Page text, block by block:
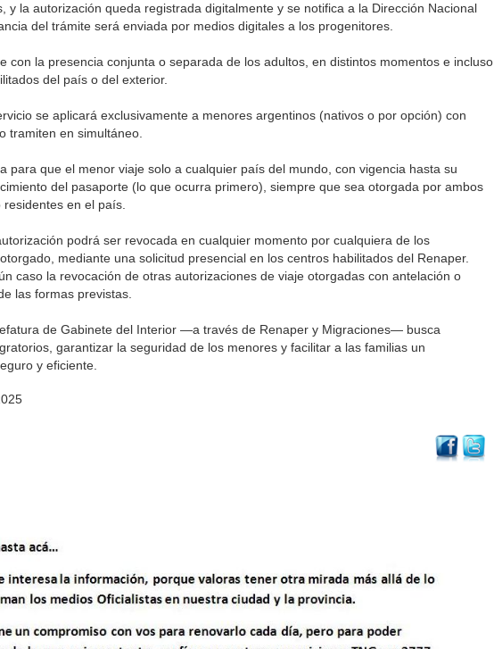
y la autorización queda registrada digitalmente y se notifica a la Dirección Nacional
del trámite será enviada por medios digitales a los progenitores.
con la presencia conjunta o separada de los adultos, en distintos momentos e incluso
del país o del exterior.
se aplicará exclusivamente a menores argentinos (nativos o por opción) con
tramiten en simultáneo.
para que el menor viaje solo a cualquier país del mundo, con vigencia hasta su
del pasaporte (lo que ocurra primero), siempre que sea otorgada por ambos
en el país.
podrá ser revocada en cualquier momento por cualquiera de los
mediante una solicitud presencial en los centros habilitados del Renaper.
caso la revocación de otras autorizaciones de viaje otorgadas con antelación o
las formas previstas.
de Gabinete del Interior —a través de Renaper y Migraciones— busca
garantizar la seguridad de los menores y facilitar a las familias un
y eficiente.